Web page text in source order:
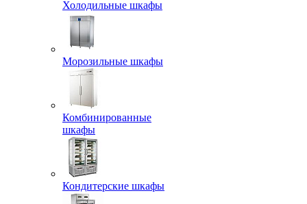
Холодильные шкафы
Морозильные шкафы
Комбинированные
шкафы
Кондитерские шкафы